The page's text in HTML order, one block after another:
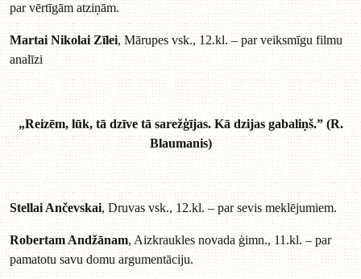
par vērtīgām atziņām.
Martai Nikolai Zīlei, Mārupes vsk., 12.kl. – par veiksmīgu filmu
analīzi
„Reizēm, lūk, tā dzīve tā sarežģījas. Kā dzijas gabaliņš.” (R.
Blaumanis)
Stellai Ančevskai, Druvas vsk., 12.kl. – par sevis meklējumiem.
Robertam Andžānam, Aizkraukles novada ģimn., 11.kl. – par
pamatotu savu domu argumentāciju.